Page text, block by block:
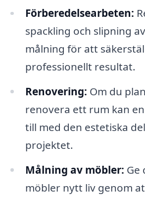
Förberedelsearbeten:
spackling och slipning
målning för att
professionellt resultat.
Renovering: Om du
renovera ett rum kan
till med den estetiska
projektet.
Målning av möbler: Ge
möbler nytt liv genom